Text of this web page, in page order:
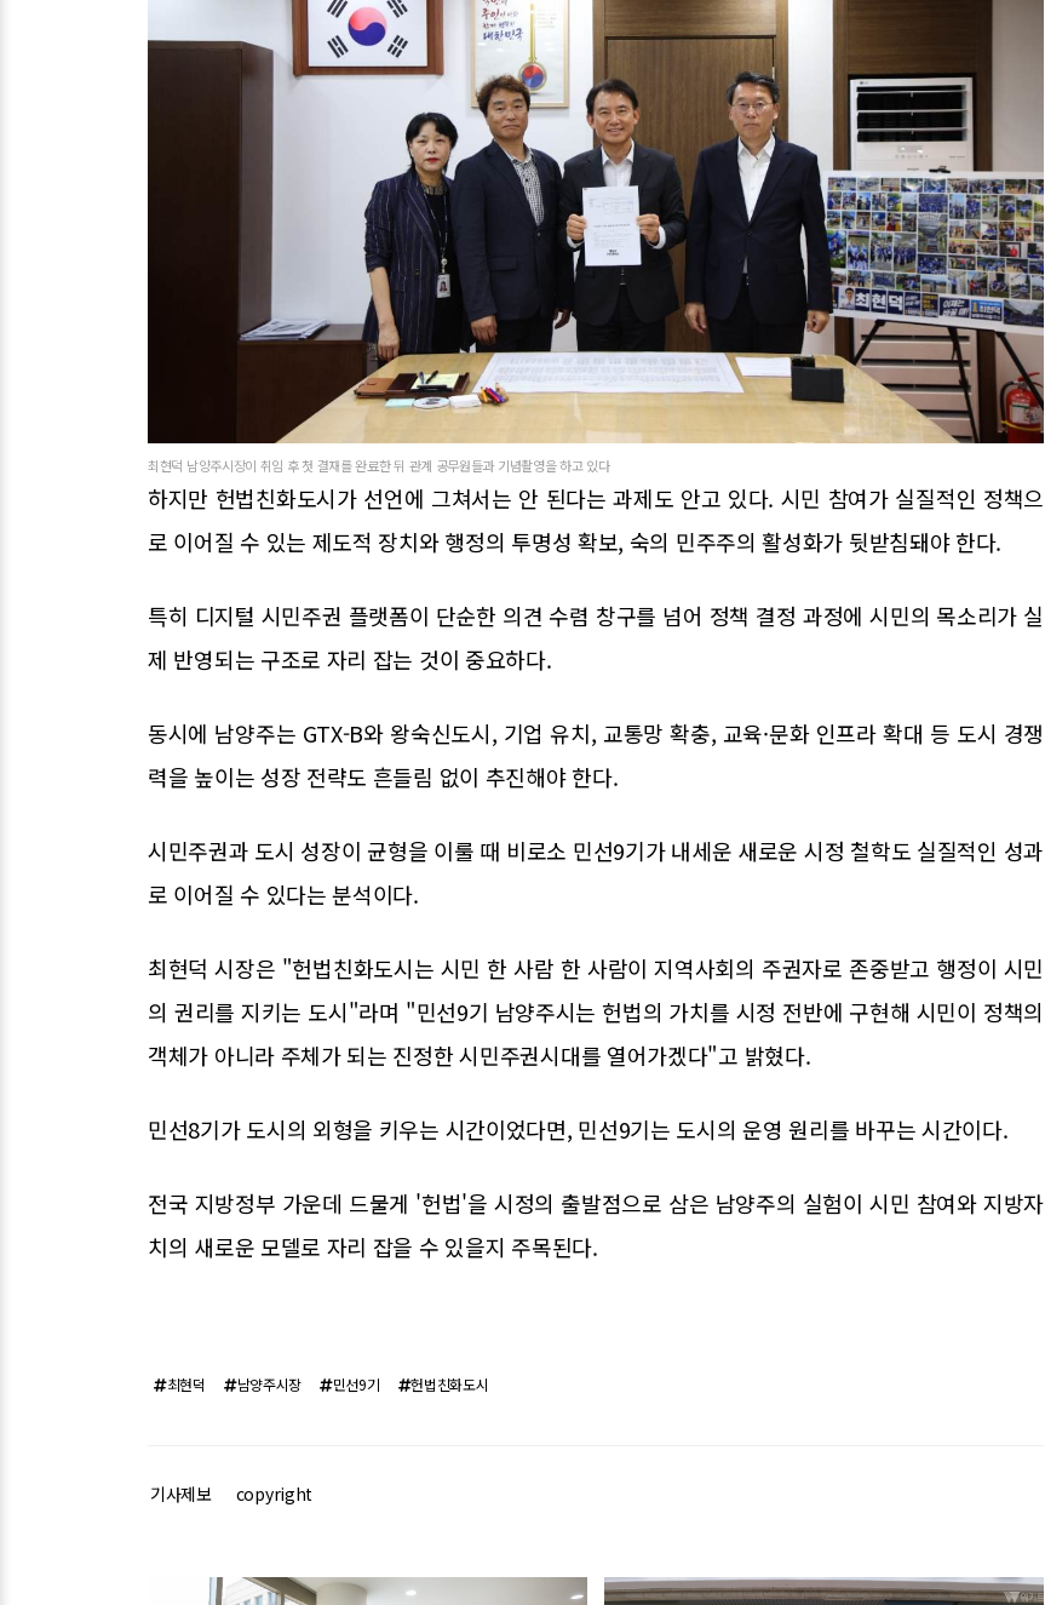
최현덕 남양주시장이 취임 후 첫 결재를 완료한 뒤 관계 공무원들과 기념촬영을 하고 있다
하지만 헌법친화도시가 선언에 그쳐서는 안 된다는 과제도 안고 있다. 시민 참여가 실질적인 정책으
로 이어질 수 있는 제도적 장치와 행정의 투명성 확보, 숙의 민주주의 활성화가 뒷받침돼야 한다.
특히 디지털 시민주권 플랫폼이 단순한 의견 수렴 창구를 넘어 정책 결정 과정에 시민의 목소리가 실
제 반영되는 구조로 자리 잡는 것이 중요하다.
동시에 남양주는 GTX-B와 왕숙신도시, 기업 유치, 교통망 확충, 교육·문화 인프라 확대 등 도시 경쟁
력을 높이는 성장 전략도 흔들림 없이 추진해야 한다.
시민주권과 도시 성장이 균형을 이룰 때 비로소 민선9기가 내세운 새로운 시정 철학도 실질적인 성과
로 이어질 수 있다는 분석이다.
최현덕 시장은 "헌법친화도시는 시민 한 사람 한 사람이 지역사회의 주권자로 존중받고 행정이 시민
의 권리를 지키는 도시"라며 "민선9기 남양주시는 헌법의 가치를 시정 전반에 구현해 시민이 정책의
객체가 아니라 주체가 되는 진정한 시민주권시대를 열어가겠다"고 밝혔다.
민선8기가 도시의 외형을 키우는 시간이었다면, 민선9기는 도시의 운영 원리를 바꾸는 시간이다.
전국 지방정부 가운데 드물게 '헌법'을 시정의 출발점으로 삼은 남양주의 실험이 시민 참여와 지방자
치의 새로운 모델로 자리 잡을 수 있을지 주목된다.
최현덕 남양주시장 민선9기 헌법친화도시
기사제보 copyright
관련기사